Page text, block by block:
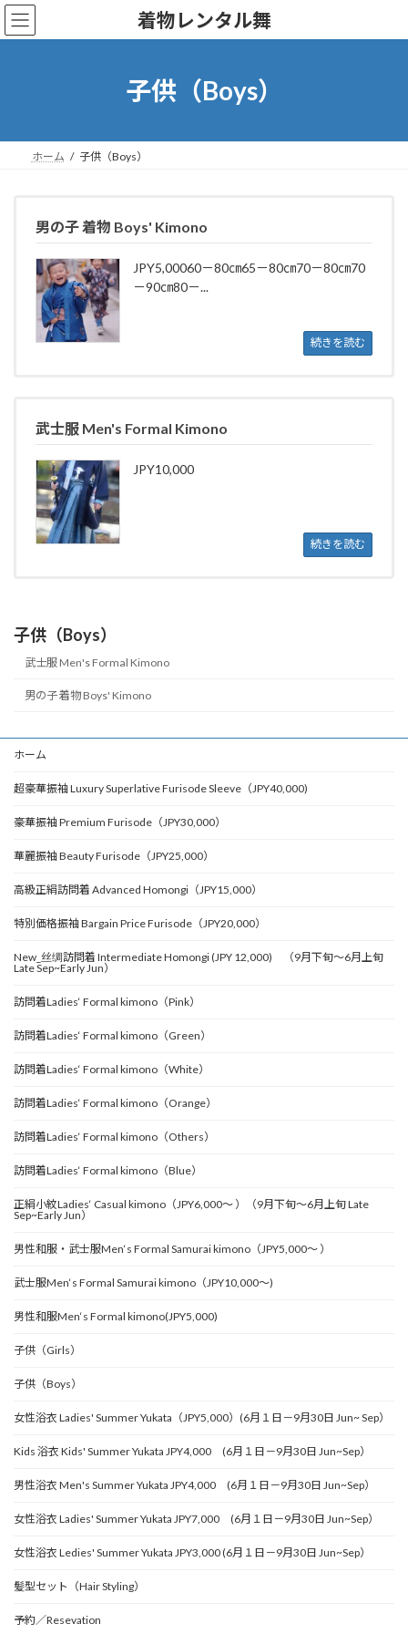
コ
ン
ナ
ビ
着物レンタル舞
子供（Boys）
ホーム 子供（Boys）
男の子 着物 Boys' Kimono
JPY5,00060－80㎝65－80㎝70－80㎝70
－90㎝80－...
続きを読む
武士服 Men's Formal Kimono
JPY10,000
続きを読む
子供（Boys）
武士服 Men's Formal Kimono
男の子 着物 Boys' Kimono
ホーム
超豪華振袖 Luxury Superlative Furisode Sleeve（JPY40,000)
豪華振袖 Premium Furisode（JPY30,000）
華麗振袖 Beauty Furisode（JPY25,000）
高級正絹訪問着 Advanced Homongi（JPY15,000）
特別価格振袖 Bargain Price Furisode（JPY20,000）
New_丝绸訪問着 Intermediate Homongi (JPY 12,000) （9月下旬～6月上旬
Late Sep~Early Jun）
訪問着Ladies‘ Formal kimono（Pink）
訪問着Ladies‘ Formal kimono（Green）
訪問着Ladies‘ Formal kimono（White）
訪問着Ladies‘ Formal kimono（Orange）
訪問着Ladies‘ Formal kimono（Others）
訪問着Ladies‘ Formal kimono（Blue）
正絹小紋Ladies‘ Casual kimono（JPY6,000～ ）（9月下旬～6月上旬 Late
Sep~Early Jun）
男性和服・武士服Men‘s Formal Samurai kimono（JPY5,000～ ）
武士服Men‘s Formal Samurai kimono（JPY10,000～)
男性和服Men‘s Formal kimono(JPY5,000)
子供（Girls）
子供（Boys）
女性浴衣 Ladies' Summer Yukata（JPY5,000）(6月１日－9月30日 Jun~ Sep）
Kids 浴衣 Kids' Summer Yukata JPY4,000 (6月１日－9月30日 Jun~Sep）
男性浴衣 Men's Summer Yukata JPY4,000 (6月１日－9月30日 Jun~Sep）
女性浴衣 Ladies' Summer Yukata JPY7,000 (6月１日－9月30日 Jun~Sep）
女性浴衣 Ledies' Summer Yukata JPY3,000 (6月１日－9月30日 Jun~Sep）
髪型セット（Hair Styling）
予約／Resevation